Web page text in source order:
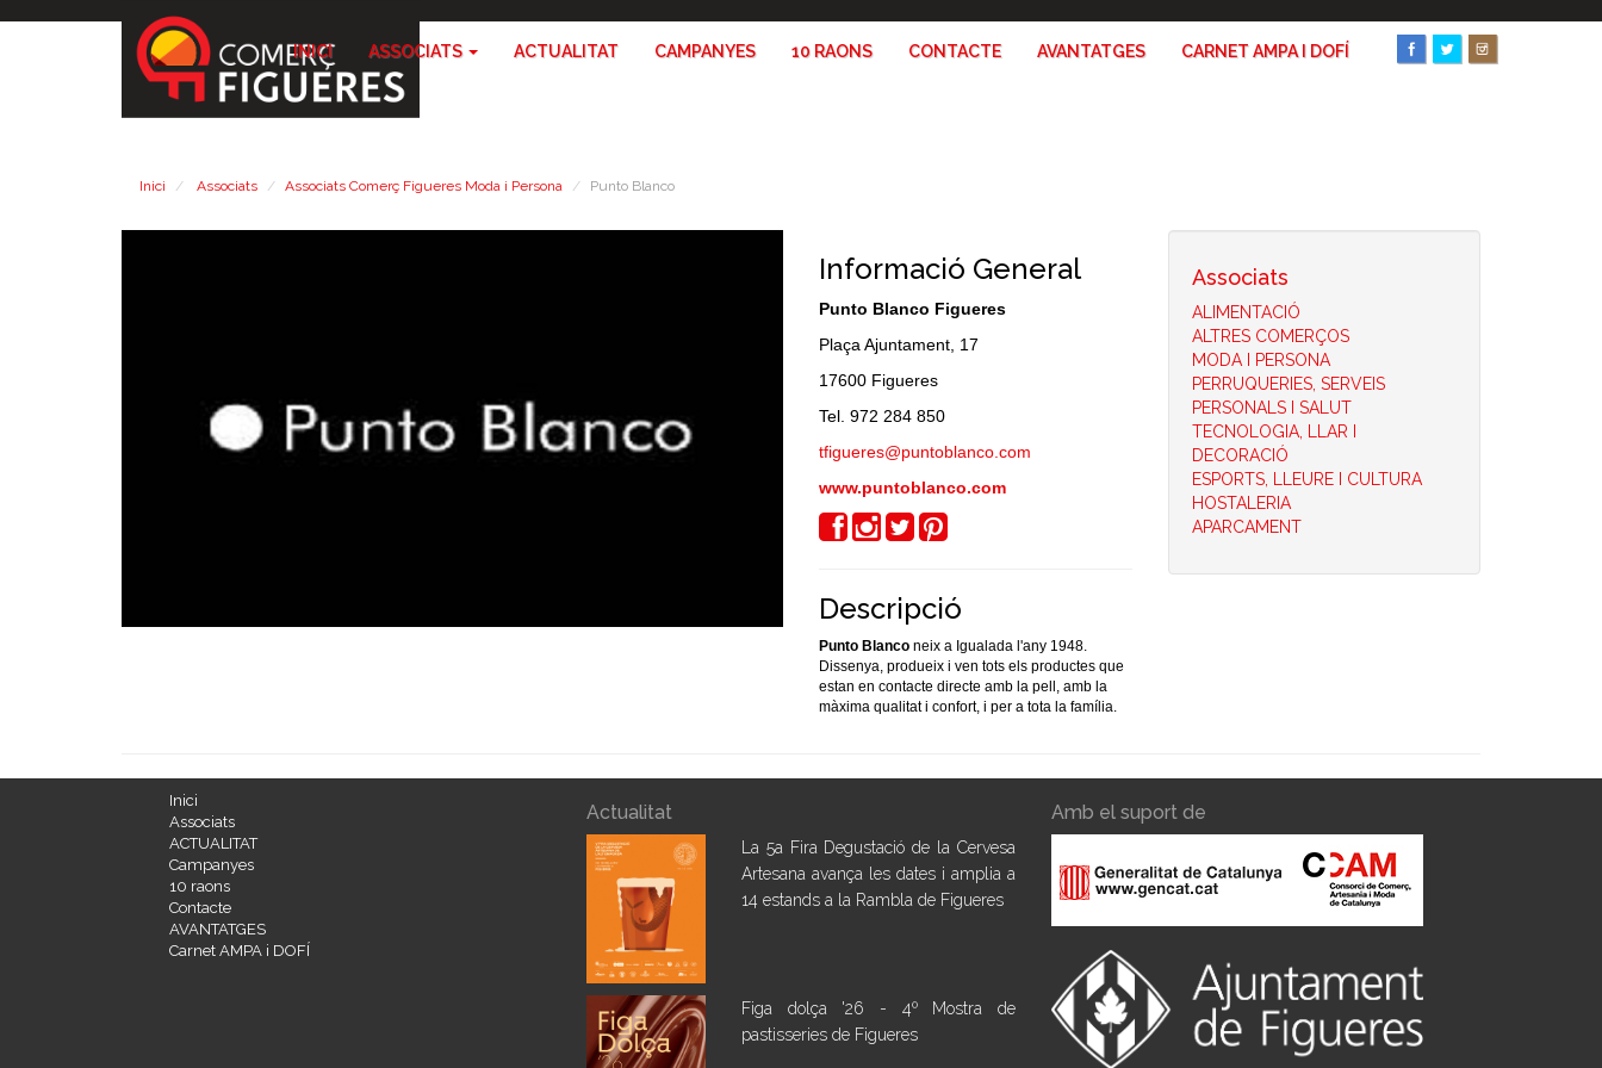
INICI ASSOCIATS ACTUALITAT CAMPANYES 10 RAONS CONTACTE AVANTATGES CARNET AMPA I DOFÍ
Inici Associats Associats Comerç Figueres Moda i Persona Punto Blanco
Informació General
Punto Blanco Figueres
Plaça Ajuntament, 17
17600 Figueres
Tel. 972 284 850
tfigueres@puntoblanco.com
www.puntoblanco.com
Descripció
Punto Blanco neix a Igualada l'any 1948.
Dissenya, produeix i ven tots els productes que
estan en contacte directe amb la pell, amb la
màxima qualitat i confort, i per a tota la família.
Associats
ALIMENTACIÓ
ALTRES COMERÇOS
MODA I PERSONA
PERRUQUERIES, SERVEIS
PERSONALS I SALUT
TECNOLOGIA, LLAR I
DECORACIÓ
ESPORTS, LLEURE I CULTURA
HOSTALERIA
APARCAMENT
Inici
Associats
ACTUALITAT
Campanyes
10 raons
Contacte
AVANTATGES
Carnet AMPA i DOFÍ
Actualitat
La 5a Fira Degustació de la Cervesa
Artesana avança les dates i amplia a
14 estands a la Rambla de Figueres
Figa dolça '26 - 4º Mostra de
pastisseries de Figueres
Amb el suport de